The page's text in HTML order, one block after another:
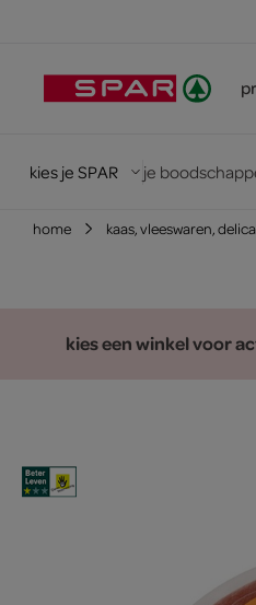
kies je SPAR je
home kaas, vleeswaren,
kies een winkel voor